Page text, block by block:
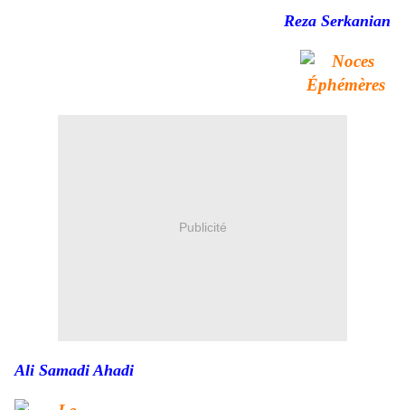
Reza Serkanian
Publicité
Ali Samadi Ahadi